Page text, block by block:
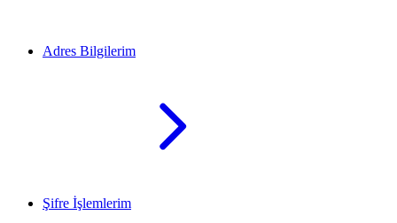
Adres Bilgilerim
Şifre İşlemlerim